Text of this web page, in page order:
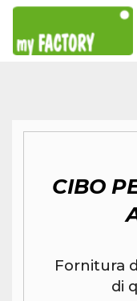
CIBO
Fornitura
di